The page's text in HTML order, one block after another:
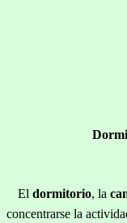
El dormitorio, la
concentrarse la